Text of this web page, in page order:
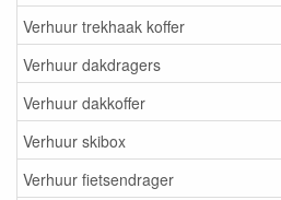
Verhuur trekhaak koffer
Verhuur dakdragers
Verhuur dakkoffer
Verhuur skibox
Verhuur fietsendrager